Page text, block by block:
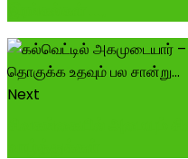
Next